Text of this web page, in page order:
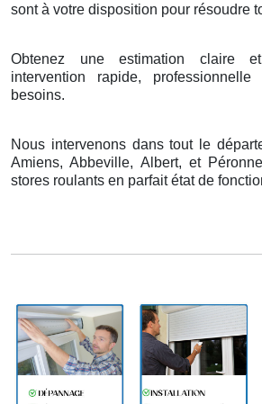
sontà votre disposition pour résoudre
Obtenez une estimation claire
intervention rapide,
besoins.
Nous intervenons dans tout le
Amiens, Abbeville, Albert, et
stores roulants en parfait état de